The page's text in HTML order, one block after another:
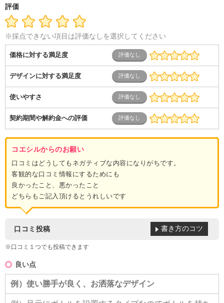
ービス
専業主婦（夫）
営業
評価
※採点できない項目は評価なしを選択してください
価格に対する満足度
デザインに対する満足度
使いやすさ
契約期間や解約金への評価
コエシルからのお願い
口コミはどうしてもネガティブな内容になりがちです。
客観的な口コミ情報にするためにも
良かったこと、悪かったこと
どちらもご記入頂けるとうれしいです
口コミ投稿
※口コミ１つでも投稿できます
書き方のコツ
良い点